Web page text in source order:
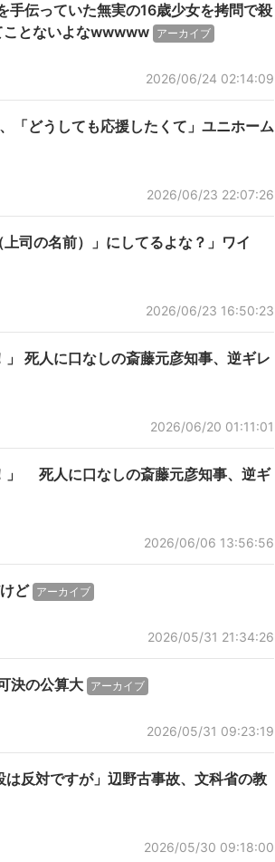
手伝っていた無実の16歳少女を拷問で殺
とないよなwwwww
アーカイブ
2026/06/24 02:14:09
「どうしても応援したくて」ユニホーム
2026/06/23 22:07:26
司の名前）」にしてるよな？」ワイ
2026/06/23 16:50:23
」 死人に口なしの斎藤元彦知事、逆ギレ
2026/06/20 01:11:01
」 死人に口なしの斎藤元彦知事、逆ギ
2026/06/06 13:56:56
ど アーカイブ
2026/05/31 21:34:26
決の公算大 アーカイブ
2026/05/31 09:23:19
は反対ですが」辺野古事故、文科省の教
2026/05/30 09:18:00